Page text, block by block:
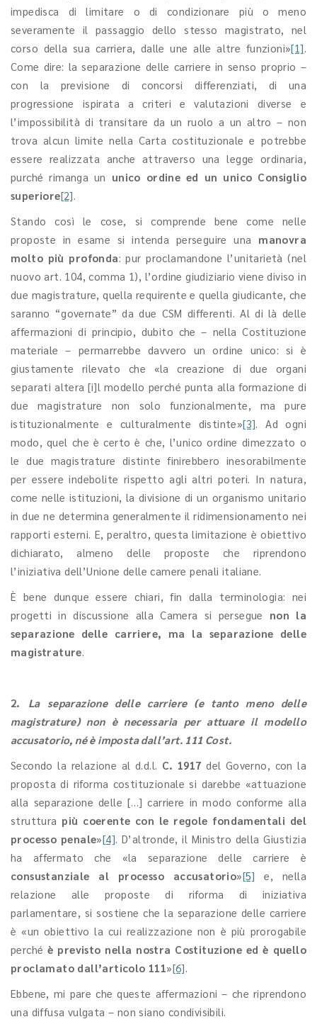
impedisca di limitare o di condizionare più o meno
severamente il passaggio dello stesso magistrato, nel
corso della sua carriera, dalle une alle altre funzioni»[1].
Come dire: la separazione delle carriere in senso proprio –
con la previsione di concorsi differenziati, di una
progressione ispirata a criteri e valutazioni diverse e
l’impossibilità di transitare da un ruolo a un altro – non
trova alcun limite nella Carta costituzionale e potrebbe
essere realizzata anche attraverso una legge ordinaria,
purché rimanga un unico ordine ed un unico Consiglio
superiore[2].
Stando così le cose, si comprende bene come nelle
proposte in esame si intenda perseguire una manovra
molto più profonda: pur proclamandone l’unitarietà (nel
nuovo art. 104, comma 1), l’ordine giudiziario viene diviso in
due magistrature, quella requirente e quella giudicante, che
saranno “governate” da due CSM differenti. Al di là delle
affermazioni di principio, dubito che – nella Costituzione
materiale – permarrebbe davvero un ordine unico: si è
giustamente rilevato che «la creazione di due organi
separati altera [i]l modello perché punta alla formazione di
due magistrature non solo funzionalmente, ma pure
istituzionalmente e culturalmente distinte»[3]. Ad ogni
modo, quel che è certo è che, l’unico ordine dimezzato o
le due magistrature distinte finirebbero inesorabilmente
per essere indebolite rispetto agli altri poteri. In natura,
come nelle istituzioni, la divisione di un organismo unitario
in due ne determina generalmente il ridimensionamento nei
rapporti esterni. E, peraltro, questa limitazione è obiettivo
dichiarato, almeno delle proposte che riprendono
l’iniziativa dell’Unione delle camere penali italiane.
È bene dunque essere chiari, fin dalla terminologia: nei
progetti in discussione alla Camera si persegue non la
separazione delle carriere, ma la separazione delle
magistrature.
2.
La separazione delle carriere (e tanto meno delle
magistrature) non è necessaria per attuare il modello
accusatorio, né è imposta dall’art. 111 Cost.
Secondo la relazione al d.d.l. C. 1917 del Governo, con la
proposta di riforma costituzionale si darebbe «attuazione
alla separazione delle […] carriere in modo conforme alla
struttura più coerente con le regole fondamentali del
processo penale»[4]. D’altronde, il Ministro della Giustizia
ha affermato che «la separazione delle carriere è
consustanziale al processo accusatorio»[5] e, nella
relazione alle proposte di riforma di iniziativa
parlamentare, si sostiene che la separazione delle carriere
è «un obiettivo la cui realizzazione non è più prorogabile
perchéè previsto nella nostra Costituzione ed è quello
proclamato dall’articolo 111»[6].
Ebbene, mi pare che queste affermazioni – che riprendono
una diffusa vulgata – non siano condivisibili.